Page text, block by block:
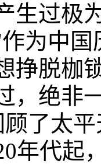
生过极
为中
挣脱枷
，绝非
了太
年代起